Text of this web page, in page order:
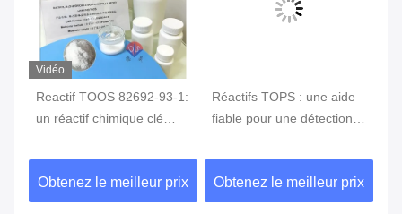
Vidéo
Reactif TOOS 82692-93-1:
un réactif chimique clé
précise de la glycémie
Obtenez le meilleur prix
Réactifs TOPS : une aide
fiable pour une détection
Obtenez le meilleur prix